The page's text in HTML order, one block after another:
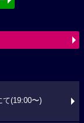
て(19:00〜)